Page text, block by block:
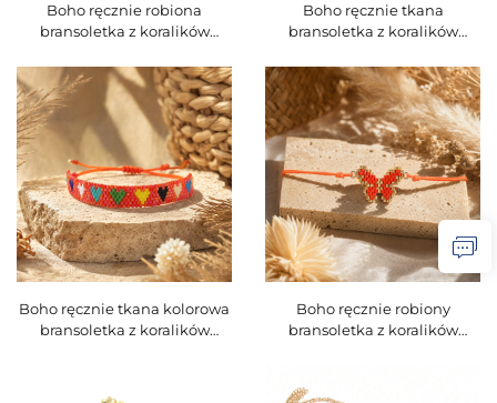
Boho ręcznie robiona
bransoletka z koralików
etniczna, geometryczna,
przyjacielska, modlitewna,
kod produktu O16BMI275
Boho ręcznie tkana
bransoletka z koralików
kamieniami oraz mikro-pave
cyrkoniami, do nakładania
na siebie, regulowana, kod
produktu O16BMI253
Boho ręcznie tkana kolorowa
bransoletka z koralików
na siebie, bransoletka dla
Boho ręcznie robiony
bransoletka z koralików
zwierzęca, do nakładania na